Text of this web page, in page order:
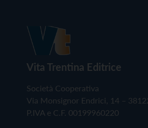
Vita Trentina Editrice
Società Cooperativa
Via Monsignor Endrici, 14 –
P.IVA e C.F. 00199960220